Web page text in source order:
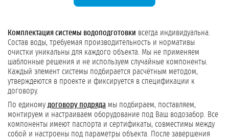
Комплектация системы водоподготовки всегда индивидуальна.
Состав воды, требуемая производительность и нормативы
очистки уникальны для каждого объекта. Мы не применяем
шаблонные решения и не используем случайные компоненты.
Каждый элемент системы подбирается расчётным методом,
утверждеются в проекте и фиксируется в спецификации к
договору.
По единому договору подряда мы подбираем, поставляем,
монтируем и настраиваем оборудование под Ваш водозабор. Все
компоненты имеют паспорта и сертификаты, совместимы между
собой и настроены под параметры объекта. После завершения